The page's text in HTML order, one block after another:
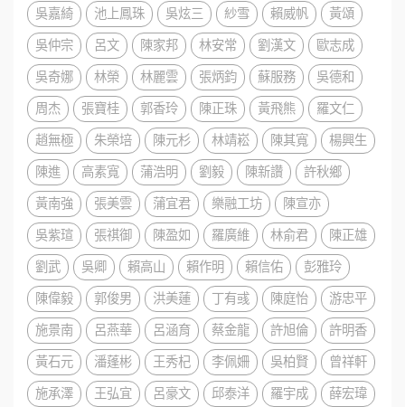
吳嘉綺 池上鳳珠 吳炫三 紗雪 賴威帆
黃頌
吳仲宗
呂文 陳家邦 林安常 劉漢文
歐志成
吳奇娜
林榮 林麗雲 張炳鈞 蘇服務
吳德和
周杰
張寶桂 郭香玲 陳正珠 黃飛熊
羅文仁
趙無極
朱榮培 陳元杉 林靖崧 陳其寬
楊興生
陳進
高素寬 蒲浩明 劉毅 陳新讚
許秋鄉
黃南強
張美雲 蒲宜君 樂融工坊
陳宣亦
吳紫瑄
張祺御 陳盈如 羅廣維 林俞君
陳正雄
劉武
吳卿 賴高山 賴作明 賴信佑
彭雅玲
陳偉毅
郭俊男 洪美蓮 丁有彧 陳庭怡
游忠平
施景南
呂燕華 呂涵育 蔡金龍 許旭倫
許明香
黃石元
潘蓬彬 王秀杞 李佩姍 吳柏賢
曾祥軒
施承澤
王弘宜 呂豪文 邱泰洋 羅宇成
薛宏瑋